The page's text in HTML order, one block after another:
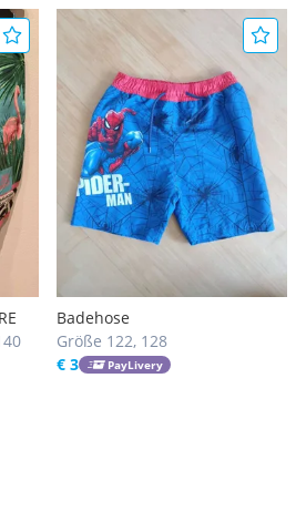
Badehose
Größe 122, 128
€ 3
PayLivery